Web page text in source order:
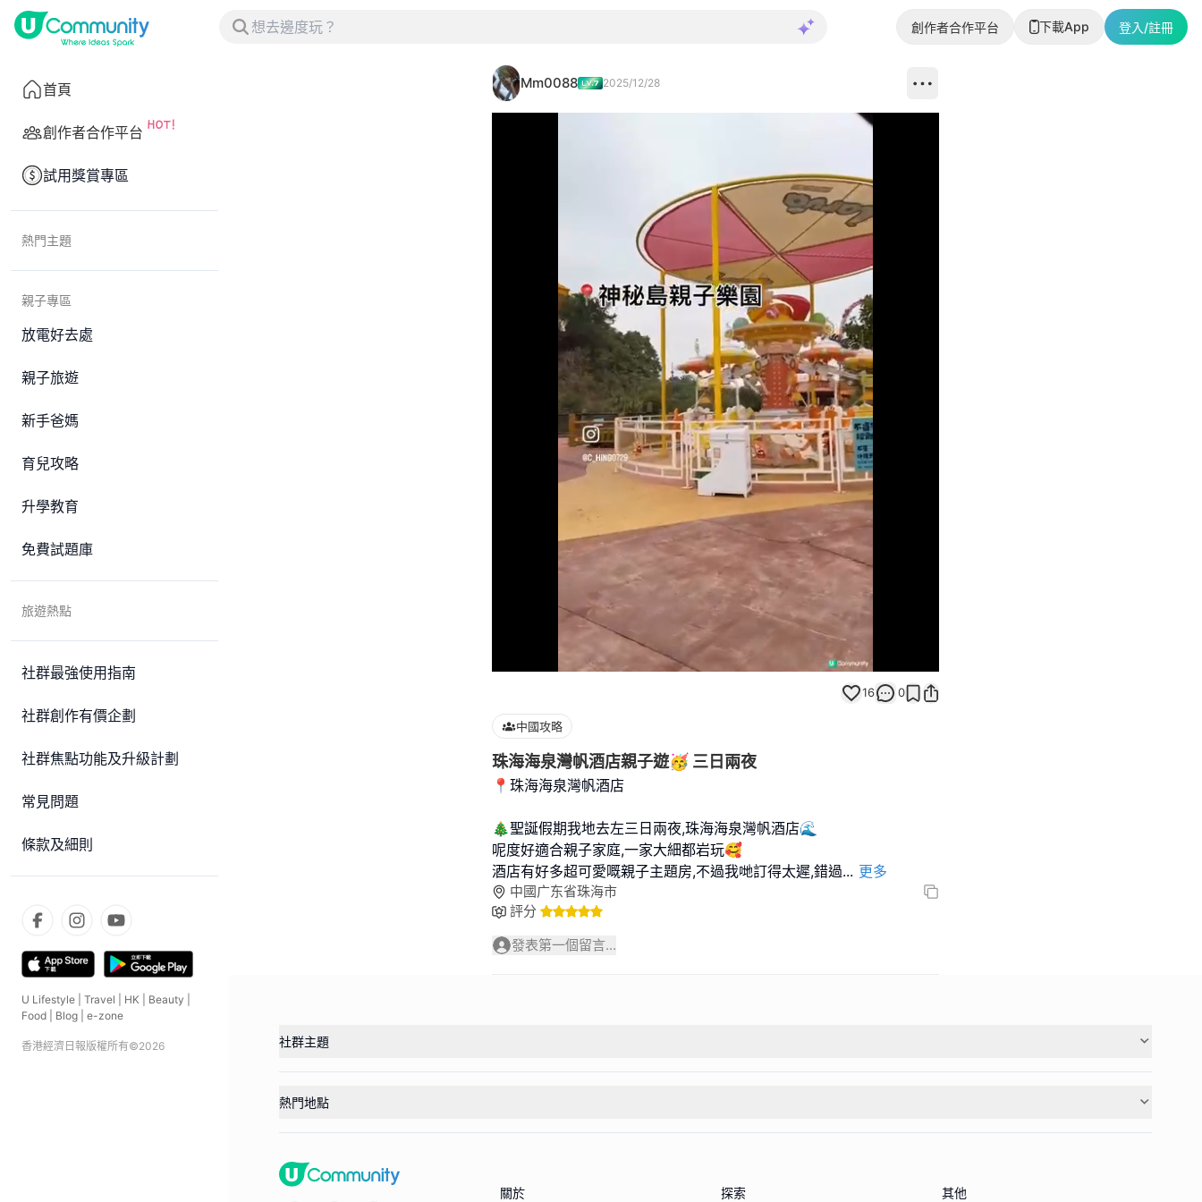
創作者合作平台 下載App 登入/註冊
首頁
創作者合作平台
試用獎賞專區
熱門主題
親子專區
放電好去處
親子旅遊
新手爸媽
育兒攻略
升學教育
免費試題庫
旅遊熱點
社群最強使用指南
社群創作有價企劃
社群焦點功能及升級計劃
常見問題
條款及細則
U Lifestyle Travel HK Beauty
Food
Blog e-zone
香港經濟日報版權所有©2026
Mm0088 2025/12/28
Loaded
86.75%
16 0
中國攻略
珠海海泉灣帆酒店親子遊🥳 三日兩夜
📍珠海海泉灣帆酒店
🎄聖誕假期我地去左三日兩夜,珠海海泉灣帆酒店🌊
呢度好適合親子家庭,一家大細都岩玩🥰
酒店有好多超可愛嘅親子主題房,不過我哋訂得太遲,錯過... 更多
中國广东省珠海市
評分
發表第一個留言...
社群主題
熱門地點
關於 探索 其他